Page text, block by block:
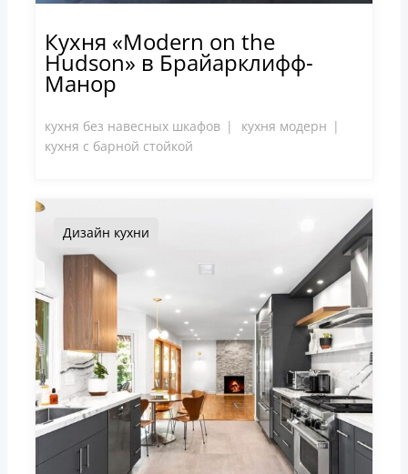
Кухня «Modern on the
Hudson» в Брайарклифф-
Манор
кухня без навесных шкафов
кухня модерн
кухня с барной стойкой
Дизайн кухни